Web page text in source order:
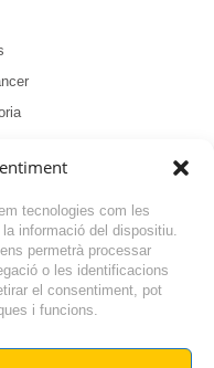
tecnologies com les
informació del dispositiu.
permetrà processar
o les identificacions
el consentiment, pot
i funcions.